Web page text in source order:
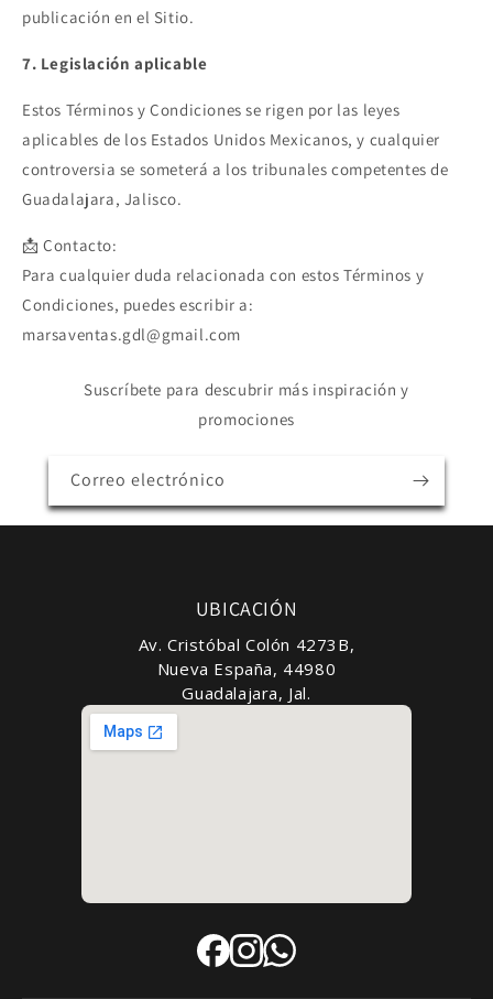
publicación en el Sitio.
7. Legislación aplicable
Estos Términos y Condiciones se rigen por las leyes
aplicables de los Estados Unidos Mexicanos, y cualquier
controversia se someterá a los tribunales competentes de
Guadalajara, Jalisco.
📩 Contacto:
Para cualquier duda relacionada con estos Términos y
Condiciones, puedes escribir a:
marsaventas.gdl@gmail.com
Suscríbete para descubrir más inspiración y
promociones
Correo electrónico
UBICACIÓN
Av. Cristóbal Colón 4273B,
Nueva España, 44980
Guadalajara, Jal.